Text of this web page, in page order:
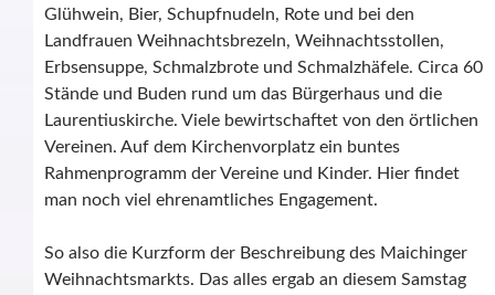
Glühwein, Bier, Schupfnudeln, Rote und bei den
Landfrauen Weihnachtsbrezeln, Weihnachtsstollen,
Erbsensuppe, Schmalzbrote und Schmalzhäfele. Circa 60
Stände und Buden rund um das Bürgerhaus und die
Laurentiuskirche. Viele bewirtschaftet von den örtlichen
Vereinen. Auf dem Kirchenvorplatz ein buntes
Rahmenprogramm der Vereine und Kinder. Hier findet
man noch viel ehrenamtliches Engagement.
So also die Kurzform der Beschreibung des Maichinger
Weihnachtsmarkts. Das alles ergab an diesem Samstag